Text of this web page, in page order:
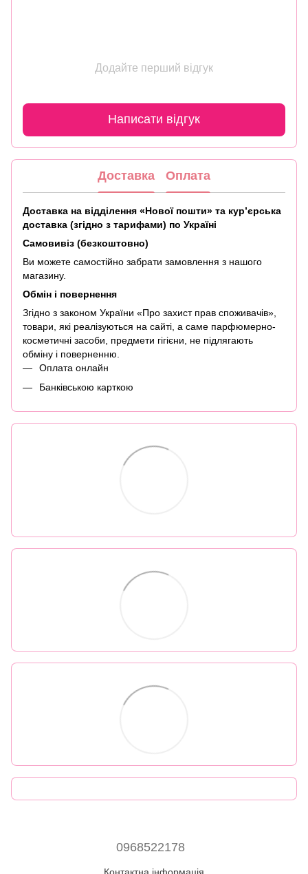
Додайте перший відгук
Написати відгук
Доставка Оплата
Доставка на відділення «Нової пошти» та кур’єрська
доставка (згідно з тарифами) по Україні
Самовивіз (безкоштовно)
Ви можете самостійно забрати замовлення з нашого
магазину.
Обмін і повернення
Згідно з законом України «Про захист прав споживачів»,
товари, які реалізуються на сайті, а саме парфюмерно-
косметичні засоби, предмети гігієни, не підлягають
обміну і поверненню.
Оплата онлайн
Банківською карткою
0968522178
Контактна інформація